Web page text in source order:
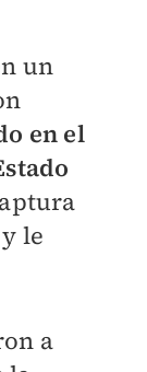
un
en el
le
a